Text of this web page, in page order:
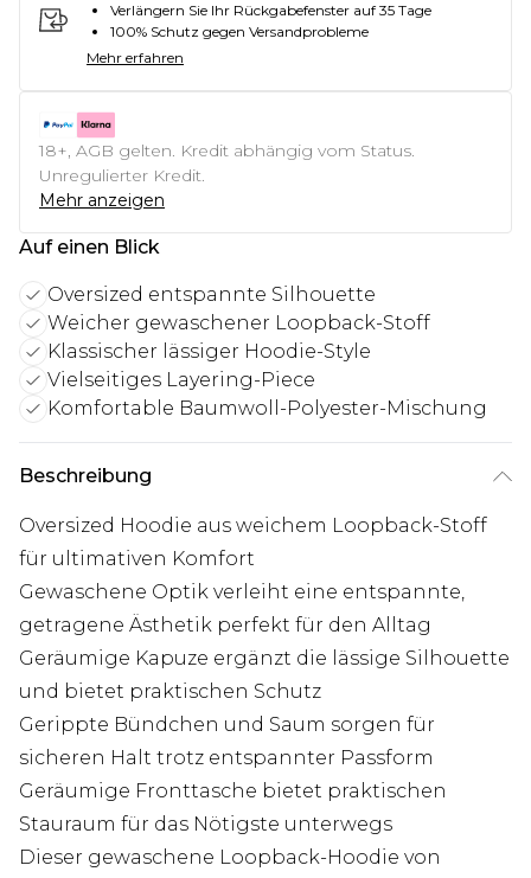
Verlängern Sie Ihr Rückgabefenster auf 35 Tage
100% Schutz gegen Versandprobleme
Mehr erfahren
18+, AGB gelten. Kredit abhängig vom Status.
Unregulierter Kredit.
Mehr anzeigen
Auf einen Blick
Oversized entspannte Silhouette
Weicher gewaschener Loopback-Stoff
Klassischer lässiger Hoodie-Style
Vielseitiges Layering-Piece
Komfortable Baumwoll-Polyester-Mischung
Beschreibung
Oversized Hoodie aus weichem Loopback-Stoff
für ultimativen Komfort
Gewaschene Optik verleiht eine entspannte,
getragene Ästhetik perfekt für den Alltag
Geräumige Kapuze ergänzt die lässige Silhouette
und bietet praktischen Schutz
Gerippte Bündchen und Saum sorgen für
sicheren Halt trotz entspannter Passform
Geräumige Fronttasche bietet praktischen
Stauraum für das Nötigste unterwegs
Dieser gewaschene Loopback-Hoodie von